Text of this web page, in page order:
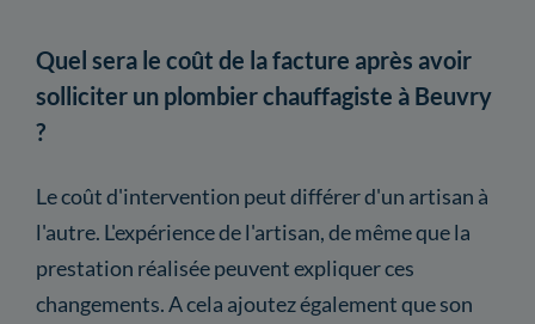
Quel sera le coût de la facture après avoir
solliciter un plombier chauffagiste à Beuvry
?
Le coût d'intervention peut différer d'un artisan à
l'autre. L'expérience de l'artisan, de même que la
prestation réalisée peuvent expliquer ces
changements. A cela ajoutez également que son